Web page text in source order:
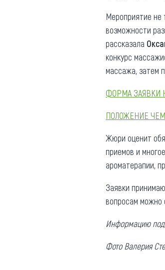
Другие рубрики
Реестр туроператоров
агентств Алтайского края
Противодействие коррупции
Мероприятие не
возможности
рассказала
конкурс
массажа, затем
ФОРМА ЗАЯВКИ
ПОЛОЖЕНИЕ
Жюри оценит
приемов и
ароматерапии,
Заявки
вопросам можно
Информацию
Фото Валерия